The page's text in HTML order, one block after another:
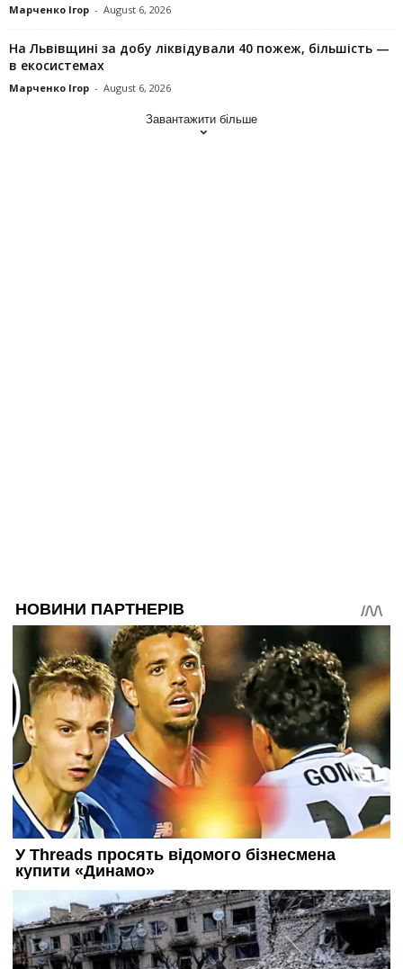
Марченко Ігор - August 6, 2026
На Львівщині за добу ліквідували 40 пожеж, більшість —
в екосистемах
Марченко Ігор - August 6, 2026
Завантажити більше